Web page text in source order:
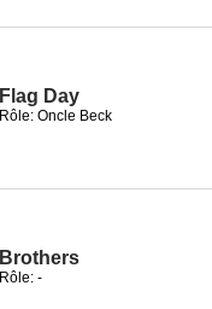
Flag Day
Rôle: Oncle Beck
Brothers
Rôle: -